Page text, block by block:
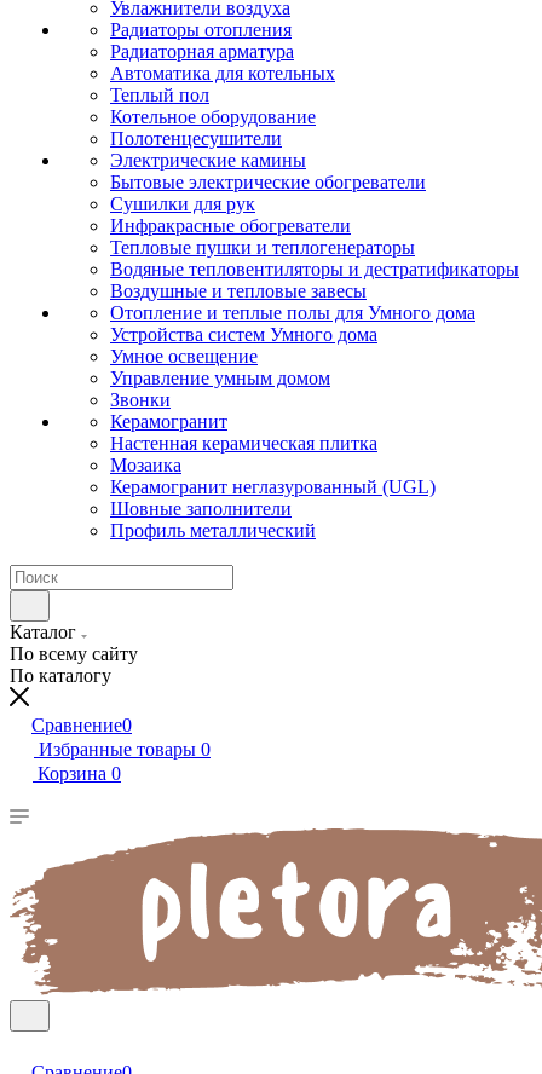
Увлажнители воздуха
Радиаторы отопления
Радиаторная арматура
Автоматика для котельных
Теплый пол
Котельное оборудование
Полотенцесушители
Электрические камины
Бытовые электрические обогреватели
Сушилки для рук
Инфракрасные обогреватели
Тепловые пушки и теплогенераторы
Водяные тепловентиляторы и дестратификаторы
Воздушные и тепловые завесы
Отопление и теплые полы для Умного дома
Устройства систем Умного дома
Умное освещение
Управление умным домом
Звонки
Керамогранит
Настенная керамическая плитка
Мозаика
Керамогранит неглазурованный (UGL)
Шовные заполнители
Профиль металлический
Каталог
По всему сайту
По каталогу
Сравнение0
Избранные товары 0
Корзина 0